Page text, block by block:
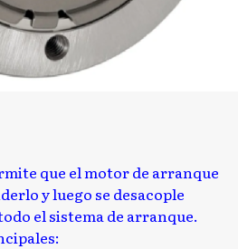
que el motor de arranque
y luego se desacople
el sistema de arranque.